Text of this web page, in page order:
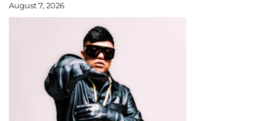
August 7, 2026